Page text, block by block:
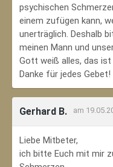
psychischen
einem zufügen kann,
unerträglich. Deshalb
meinen Mann und
Gott weiß alles, das
Danke für jedes Gebet!
Gerhard B. am
Liebe Mitbeter,
ich bitte Euch mit mir